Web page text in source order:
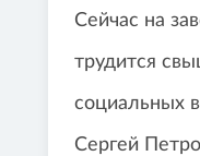
Сейчас на
трудится
социальных
Сергей